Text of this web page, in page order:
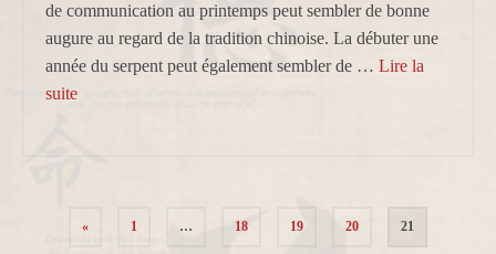
de communication au printemps peut sembler de bonne
augure au regard de la tradition chinoise. La débuter une
année du serpent peut également sembler de … Lire la
suite­­
Pagination
« 1 … 18 19 20 21